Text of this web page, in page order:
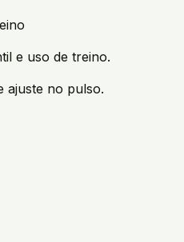
e uso de treino.
ajuste no pulso.